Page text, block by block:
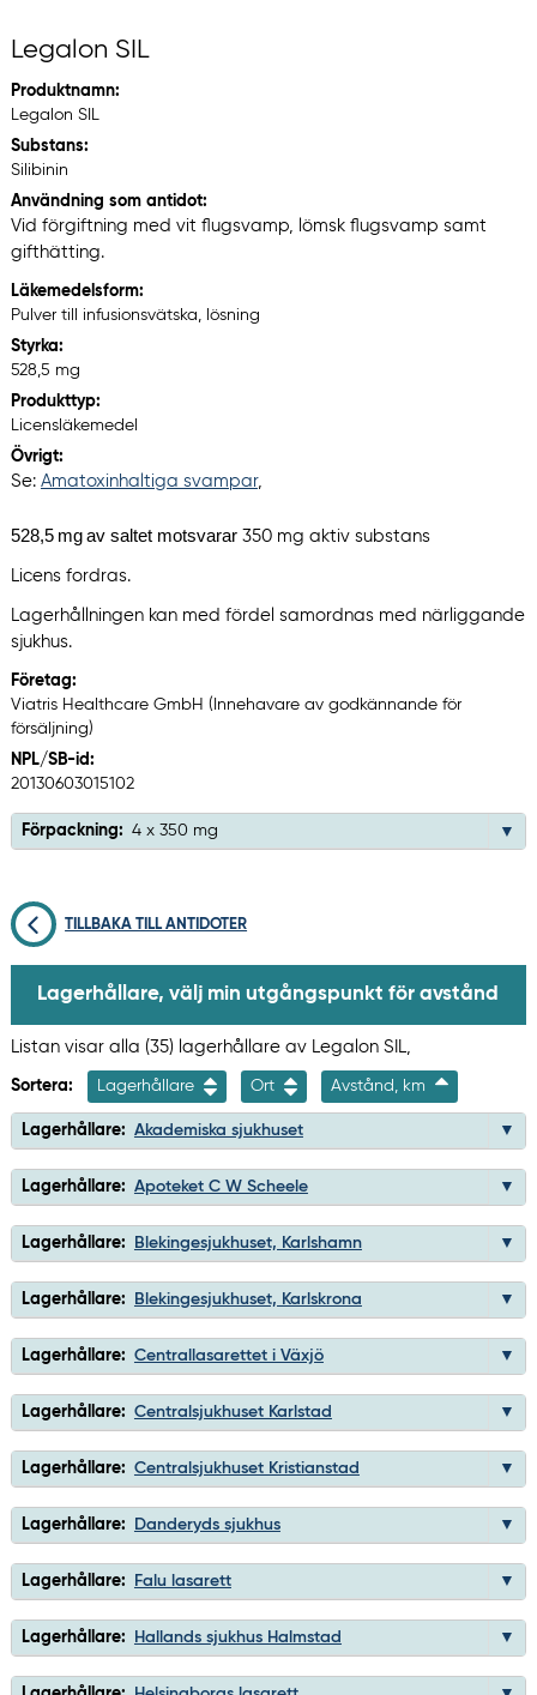
Legalon SIL
Produktnamn:
Legalon SIL
Substans:
Silibinin
Användning som antidot:
Vid förgiftning med vit flugsvamp, lömsk flugsvamp samt
gifthätting.
Läkemedelsform:
Pulver till infusionsvätska, lösning
Styrka:
528,5 mg
Produkttyp:
Licensläkemedel
Övrigt:
Se: Amatoxinhaltiga svampar,
528,5 mg av saltet motsvarar 350 mg aktiv substans
Licens fordras.
Lagerhållningen kan med fördel samordnas med närliggande
sjukhus.
Företag:
Viatris Healthcare GmbH (Innehavare av godkännande för
försäljning)
NPL/SB-id:
20130603015102
Förpackning: 4 x 350 mg
TILLBAKA TILL ANTIDOTER
Lagerhållare, välj min utgångspunkt för avstånd
Listan visar alla (35) lagerhållare av Legalon SIL,
Sortera: Lagerhållare Ort Avstånd, km
Lagerhållare: Akademiska sjukhuset
Lagerhållare: Apoteket C W Scheele
Lagerhållare: Blekingesjukhuset, Karlshamn
Lagerhållare: Blekingesjukhuset, Karlskrona
Lagerhållare: Centrallasarettet i Växjö
Lagerhållare: Centralsjukhuset Karlstad
Lagerhållare: Centralsjukhuset Kristianstad
Lagerhållare: Danderyds sjukhus
Lagerhållare: Falu lasarett
Lagerhållare: Hallands sjukhus Halmstad